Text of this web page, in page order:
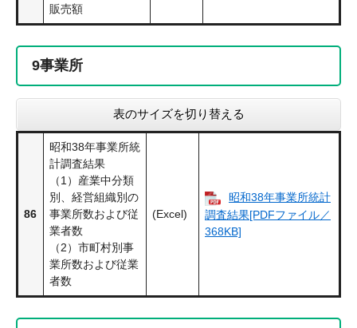
販売額
9事業所
表のサイズを切り替える
86
昭和38年事業所統
計調査結果
（1）産業中分類
別、経営組織別の
事業所数および従
業者数
（2）市町村別事
業所数および従業
者数
(Excel)
昭和38年事業所統計
調査結果[PDFファイル／
368KB]